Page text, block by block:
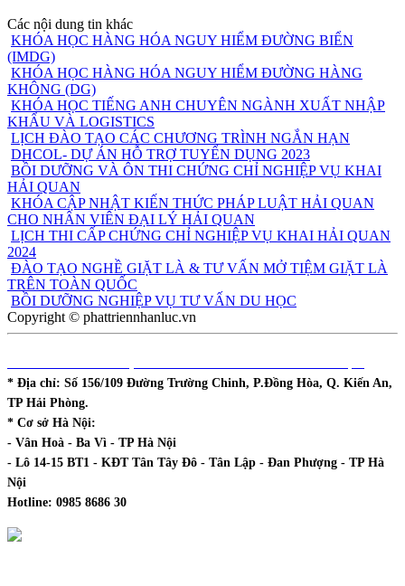
Các nội dung tin khác
KHÓA HỌC HÀNG HÓA NGUY HIỂM ĐƯỜNG BIỂN
(IMDG)
KHÓA HỌC HÀNG HÓA NGUY HIỂM ĐƯỜNG HÀNG
KHÔNG (DG)
KHÓA HỌC TIẾNG ANH CHUYÊN NGÀNH XUẤT NHẬP
KHẨU VÀ LOGISTICS
LỊCH ĐÀO TẠO CÁC CHƯƠNG TRÌNH NGẮN HẠN
DHCOL- DỰ ÁN HỖ TRỢ TUYỂN DỤNG 2023
BỒI DƯỠNG VÀ ÔN THI CHỨNG CHỈ NGHIỆP VỤ KHAI
HẢI QUAN
KHÓA CẬP NHẬT KIẾN THỨC PHÁP LUẬT HẢI QUAN
CHO NHÂN VIÊN ĐẠI LÝ HẢI QUAN
LỊCH THI CẤP CHỨNG CHỈ NGHIỆP VỤ KHAI HẢI QUAN
2024
ĐÀO TẠO NGHỀ GIẶT LÀ & TƯ VẤN MỞ TIỆM GIẶT LÀ
TRÊN TOÀN QUỐC
BỒI DƯỠNG NGHIỆP VỤ TƯ VẤN DU HỌC
Copyright © phattriennhanluc.vn
* Địa chỉ: Số 156/109 Đường Trường Chinh, P.Đồng Hòa, Q. Kiến An,
TP Hải Phòng.
* Cơ sở Hà Nội:
- Vân Hoà - Ba Vì - TP Hà Nội
- Lô 14-15 BT1 - KĐT Tân Tây Đô - Tân Lập - Đan Phượng - TP Hà
Nội
Hotline: 0985 8686 30